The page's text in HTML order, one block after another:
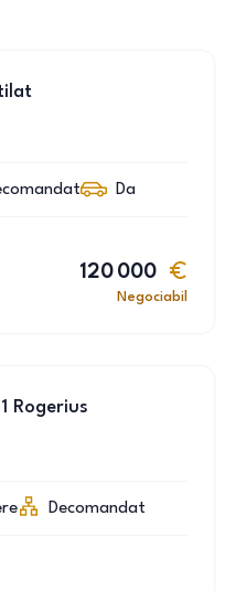
Da
120 000
Negociabil
Rogerius
Decomandat